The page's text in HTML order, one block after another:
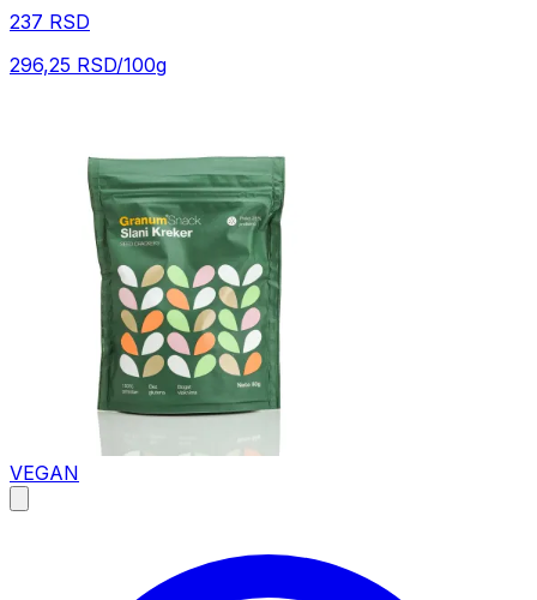
237 RSD
296,25 RSD/100g
VEGAN